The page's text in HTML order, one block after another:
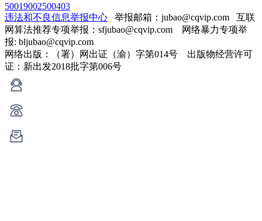
50019002500403
违法和不良信息举报中心 举报邮箱：jubao@cqvip.com 互联
网算法推荐专项举报：sfjubao@cqvip.com 网络暴力专项举
报: bljubao@cqvip.com
网络出版：（署）网出证（渝）字第014号 出版物经营许可
证：新出发2018批字第006号